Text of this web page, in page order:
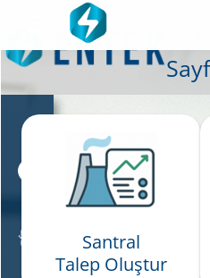
Santral
Talep Oluştur
Oluştur
Taleplerim